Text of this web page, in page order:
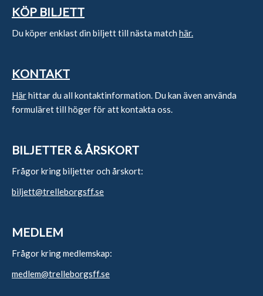
KÖP BILJETT
Du köper enklast din biljett till nästa match här.
KONTAKT
Härhittar du all kontaktinformation. Du kan även använda
formuläret till höger för att kontakta oss.
BILJETTER & ÅRSKORT
Frågor kring biljetter och årskort:
biljett@trelleborgsff.se
MEDLEM
Frågor kring medlemskap:
medlem@trelleborgsff.se